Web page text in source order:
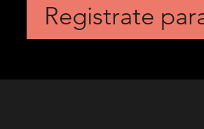
Registrate